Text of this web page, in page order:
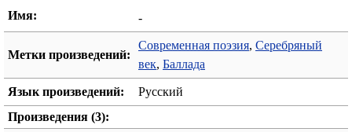
Имя: -
Метки произведений:
Современная поэзия, Серебряный
век, Баллада
Язык произведений:
Русский
Произведения (3):